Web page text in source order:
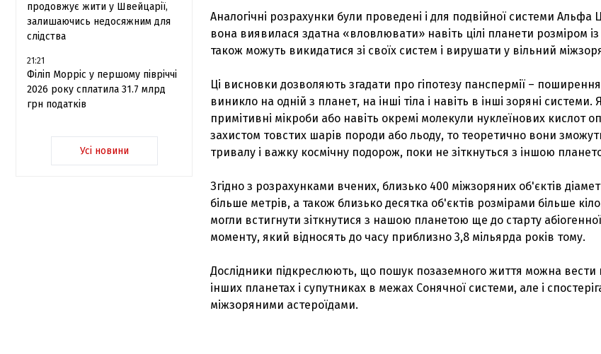
продовжує жити у Швейцарії,
залишаючись недосяжним для
слідства
21:21
Філіп Морріс у першому півріччі
2026 року сплатила 31.7 млрд
грн податків
Усі новини
Аналогічні розрахунки були проведені і для подвійної системи Альфа
вона виявилася здатна «вловлювати» навіть цілі планети розміром
також можуть викидатися зі своїх систем і вирушати у вільний
Ці висновки дозволяють згадати про гіпотезу панспермії –
виникло на одній з планет, на інші тіла і навіть в інші зоряні системи.
примітивні мікроби або навіть окремі молекули нуклеїнових кислот
захистом товстих шарів породи або льоду, то теоретично вони
тривалу і важку космічну подорож, поки не зіткнуться з іншою
Згідно з розрахунками вчених, близько 400 міжзоряних об'єктів
більше метрів, а також близько десятка об'єктів розмірами більше
могли встигнути зіткнутися з нашою планетою ще до старту
моменту, який відносять до часу приблизно 3,8 мільярда років тому.
Дослідники підкреслюють, що пошук позаземного життя можна вести
інших планетах і супутниках в межах Сонячної системи, але і
міжзоряними астероїдами.